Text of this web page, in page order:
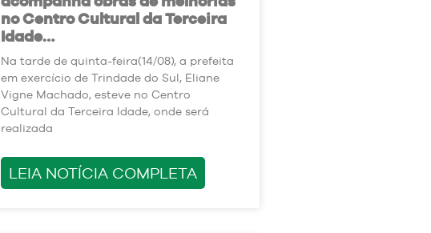
no Centro Cultural da Terceira
Idade…
Na tarde de quinta-feira(14/08), a prefeita
em exercício de Trindade do Sul, Eliane
Vigne Machado, esteve no Centro
Cultural da Terceira Idade, onde será
realizada
LEIA NOTÍCIA COMPLETA